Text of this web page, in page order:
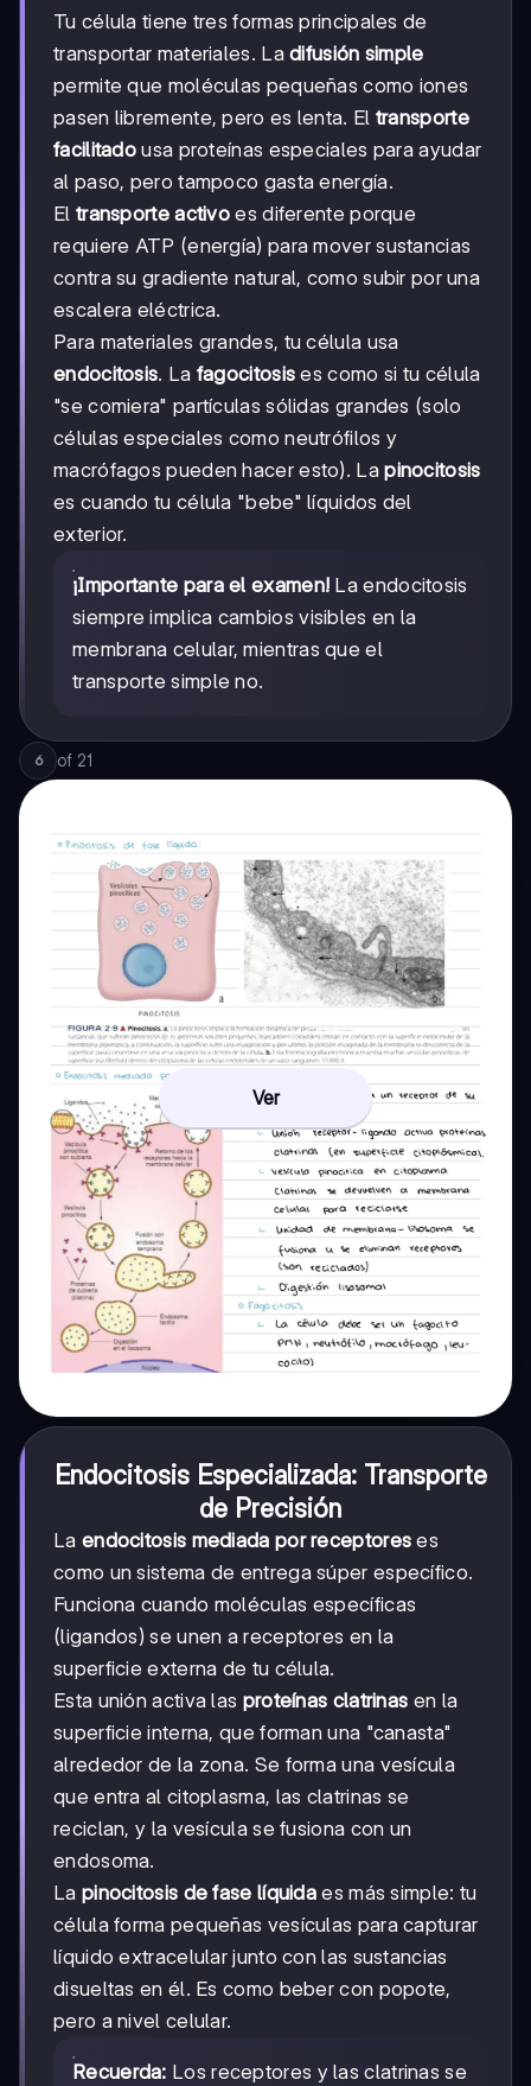
Tu célula tiene tres formas principales de
transportar materiales. Ladifusión simple
permite que moléculas pequeñas como iones
pasen libremente, pero es lenta. El transporte
facilitado usa proteínas especiales para ayudar
al paso, pero tampoco gasta energía.
El transporte activo es diferente porque
requiere ATP (energía) para mover sustancias
contra su gradiente natural, como subir por una
escalera eléctrica.
Para materiales grandes, tu célula usa
endocitosis. La fagocitosis es como si tu célula
"se comiera" partículas sólidas grandes (solo
células especiales como neutrófilos y
macrófagos pueden hacer esto). Lapinocitosis
es cuando tu célula "bebe" líquidos del
exterior.
¡Importante para el examen! La endocitosis
siempre implica cambios visibles en la
membrana celular, mientras que el
transporte simple no.
6 of 21
Ver
Endocitosis Especializada: Transporte
de Precisión
La endocitosis mediada por receptores es
como un sistema de entrega súper específico.
Funciona cuando moléculas específicas
(ligandos) se unen a receptores en la
superficie externa de tu célula.
Esta unión activa las proteínas clatrinas en la
superficie interna, que forman una "canasta"
alrededor de la zona. Se forma una vesícula
que entra al citoplasma, las clatrinas se
reciclan, y la vesícula se fusiona con un
endosoma.
La pinocitosis de fase líquida es más simple: tu
célula forma pequeñas vesículas para capturar
líquido extracelular junto con las sustancias
disueltas en él. Es como beber con popote,
pero a nivel celular.
Recuerda: Los receptores y las clatrinas se